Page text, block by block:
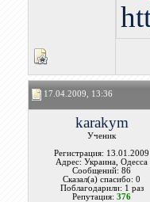
17.04.2009, 13:36
karakym
Ученик
Регистрация: 13.01.2009
Адрес: Украина, Одесса
Сообщений: 86
Сказал(а) спасибо: 0
Поблагодарили: 1 раз
Репутация:376